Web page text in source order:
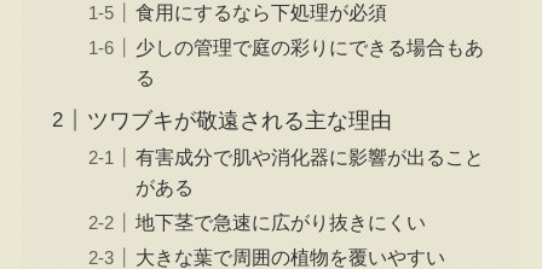
食用にするなら下処理が必須
少しの管理で庭の彩りにできる場合もあ
る
ツワブキが敬遠される主な理由
有害成分で肌や消化器に影響が出ること
がある
地下茎で急速に広がり抜きにくい
大きな葉で周囲の植物を覆いやすい